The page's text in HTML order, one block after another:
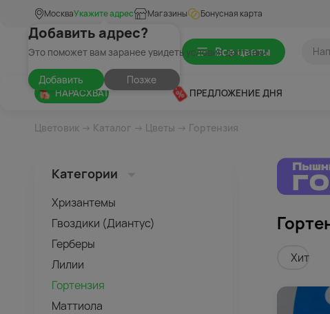
МоскваУкажите адрес
Добавить адрес?
Это поможет вам заранее увидеть условия доставки
Добавить Позже
Магазины Бонусная карта
Все цветы
НАРАСХВАТ ПРЕДЛОЖЕНИЕ ДНЯ
Цветовик → Каталог → Цветы → Гортензия
Категории
Хризантемы
Гвоздики (Диантус)
Герберы
Лилии
Гортензия
Маттиола
Хит